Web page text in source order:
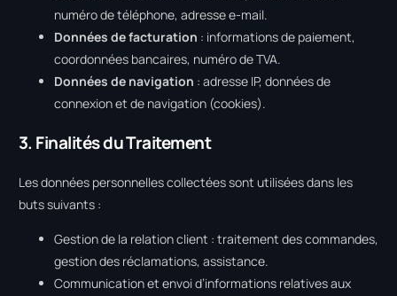
numéro de téléphone, adresse e-mail.
Données de facturation : informations de paiement,
coordonnées bancaires, numéro de TVA.
Données de navigation : adresse IP, données de
connexion et de navigation (cookies).
3. Finalités du Traitement
Les données personnelles collectées sont utilisées dans les
buts suivants :
Gestion de la relation client : traitement des commandes,
gestion des réclamations, assistance.
Communication et envoi d’informations relatives aux